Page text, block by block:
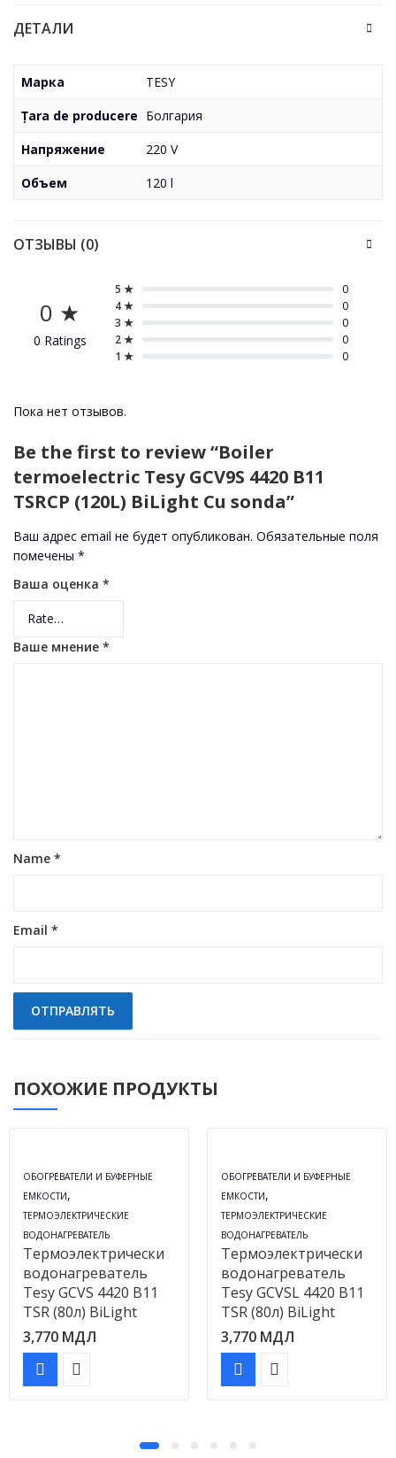
ДЕТАЛИ
Марка
TESY
Țara de producere Болгария
Напряжение
220 V
Объем
120 l
ОТЗЫВЫ (0)
0 ★
0 Ratings
5 ★
0
4 ★
0
3 ★
0
2 ★
0
1 ★
0
Пока нет отзывов.
Be the first to review “Boiler
termoelectric Tesy GCV9S 4420 B11
TSRCP (120L) BiLight Cu sonda”
Ваш адрес email не будет опубликован. Обязательные поля
помечены *
Ваша оценка *
Ваше мнение *
Name *
Email *
ПОХОЖИЕ ПРОДУКТЫ
ОБОГРЕВАТЕЛИ И БУФЕРНЫЕ
ЕМКОСТИ,
ТЕРМОЭЛЕКТРИЧЕСКИЕ
ВОДОНАГРЕВАТЕЛЬ
Термоэлектрически
водонагреватель
Tesy GCVS 4420 B11
TSR (80л) BiLight
3,770 МДЛ
ОБОГРЕВАТЕЛИ И БУФЕРНЫЕ
ЕМКОСТИ,
ТЕРМОЭЛЕКТРИЧЕСКИЕ
ВОДОНАГРЕВАТЕЛЬ
Термоэлектрически
водонагреватель
Tesy GCVSL 4420 B11
TSR (80л) BiLight
3,770 МДЛ